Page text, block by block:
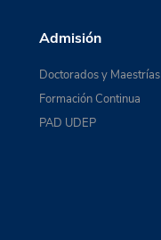
Admisión
Doctorados y Maestrías
Formación Continua
PAD UDEP